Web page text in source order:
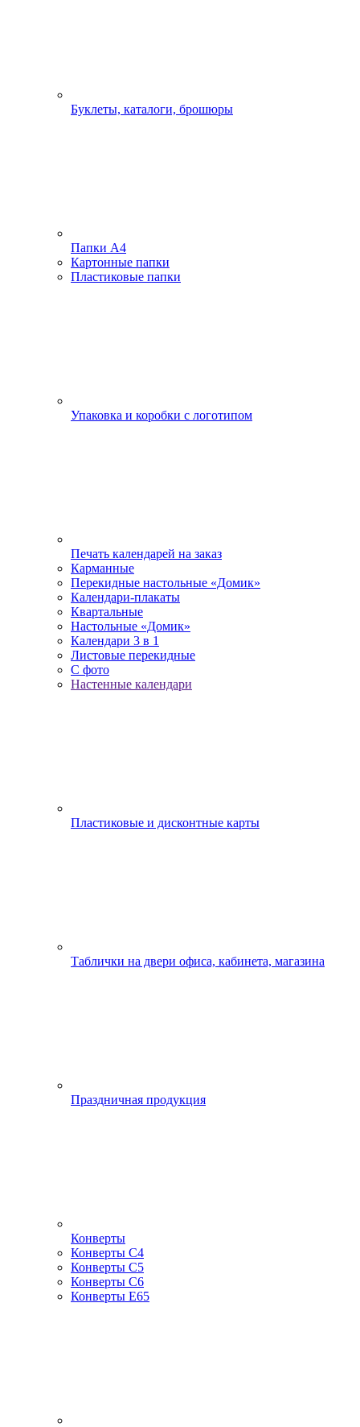
Буклеты, каталоги, брошюры
Папки А4
Картонные папки
Пластиковые папки
Упаковка и коробки с логотипом
Печать календарей на заказ
Карманные
Перекидные настольные «Домик»
Календари-плакаты
Квартальные
Настольные «Домик»
Календари 3 в 1
Листовые перекидные
С фото
Настенные календари
Пластиковые и дисконтные карты
Таблички на двери офиса, кабинета, магазина
Праздничная продукция
Конверты
Конверты С4
Конверты С5
Конверты С6
Конверты Е65